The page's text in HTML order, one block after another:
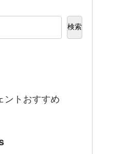
検索
ントおすすめ